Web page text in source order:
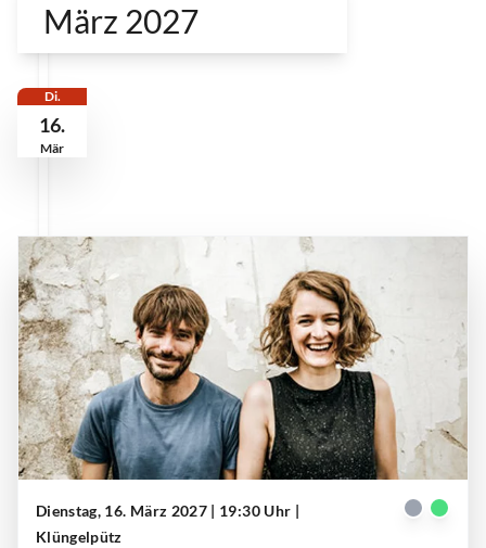
März 2027
Di.
16.
Mär
Dienstag, 16. März 2027 | 19:30 Uhr |
Klüngelpütz